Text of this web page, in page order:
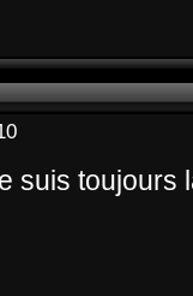
suis toujours